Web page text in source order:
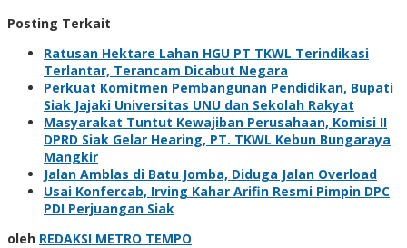
Posting Terkait
Ratusan Hektare Lahan HGU PT TKWL Terindikasi
Terlantar, Terancam Dicabut Negara
Perkuat Komitmen Pembangunan Pendidikan, Bupati
Siak Jajaki Universitas UNU dan Sekolah Rakyat
Masyarakat Tuntut Kewajiban Perusahaan, Komisi II
DPRD Siak Gelar Hearing, PT. TKWL Kebun Bungaraya
Mangkir
Jalan Amblas di Batu Jomba, Diduga Jalan Overload
Usai Konfercab, Irving Kahar Arifin Resmi Pimpin DPC
PDI Perjuangan Siak
oleh REDAKSI METRO TEMPO